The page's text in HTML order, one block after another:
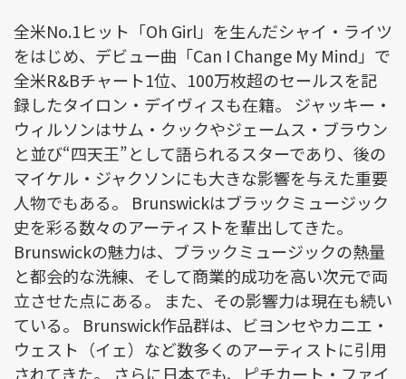
全米No.1ヒット「Oh Girl」を生んだシャイ・ライツ
をはじめ、デビュー曲「Can I Change My Mind」で
全米R&Bチャート1位、100万枚超のセールスを記
録したタイロン・デイヴィスも在籍。 ジャッキー・
ウィルソンはサム・クックやジェームス・ブラウン
と並び“四天王”として語られるスターであり、後の
マイケル・ジャクソンにも大きな影響を与えた重要
人物でもある。 Brunswickはブラックミュージック
史を彩る数々のアーティストを輩出してきた。
Brunswickの魅力は、ブラックミュージックの熱量
と都会的な洗練、そして商業的成功を高い次元で両
立させた点にある。 また、その影響力は現在も続い
ている。 Brunswick作品群は、ビヨンセやカニエ・
ウェスト（イェ）など数多くのアーティストに引用
されてきた。 さらに日本でも、ピチカート・ファイ